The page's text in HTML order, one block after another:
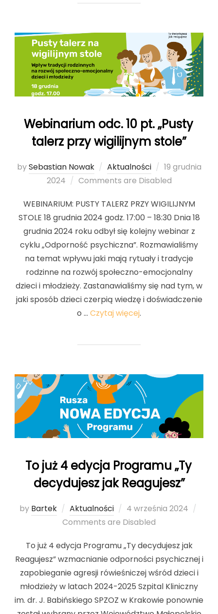
Webinarium odc. 10 pt. „Pusty
talerz przy wigilijnym stole”
bySebastian Nowak Aktualności
Posted
on
19 grudnia
2024
Comments are Disabled
WEBINARIUM: PUSTY TALERZ PRZY WIGILIJNYM
STOLE 18 grudnia 2024 godz. 17:00 – 18:30 Dnia 18
grudnia 2024 roku odbył się kolejny webinar z
cyklu „Odporność psychiczna”. Rozmawialiśmy
na temat wpływu jaki mają rytuały i tradycje
rodzinne na rozwój społeczno-emocjonalny
dzieci i młodzieży. Zastanawialiśmy się nad tym, w
jaki sposób dzieci czerpią wiedzę i doświadczenie
o … Czytaj więcej.
To już 4 edycja Programu „Ty
decydujesz jak Reagujesz”
by Bartek Aktualności
Posted
on
4 września 2024
Comments are Disabled
To już 4 edycja Programu „Ty decydujesz jak
Reagujesz” wzmacnianie odporności psychicznej i
zapobieganie agresji rówieśniczej wśród dzieci i
młodzieży w latach 2024-2025 Szpital Kliniczny
im. dr. J. Babińskiego SPZOZ w Krakowie ponownie